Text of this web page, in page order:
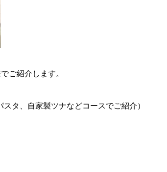
ご紹介します。
タ、自家製ツナなどコースでご紹介）